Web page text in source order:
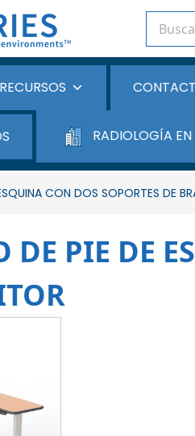
RECURSOS
RADIOLOGÍA
CON DOS SOPORTES DE
DE PIE DE